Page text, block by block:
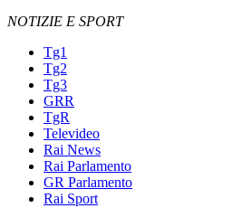
NOTIZIE E SPORT
Tg1
Tg2
Tg3
GRR
TgR
Televideo
Rai News
Rai Parlamento
GR Parlamento
Rai Sport